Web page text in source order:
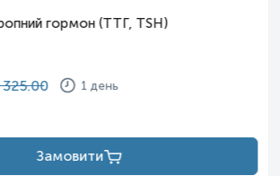
тиреотропного гормону дозволить:
при тиреотоксикозі, супресивної
залози, замісної терапії при
— це гормон, що синтезується
гіпофізу, які знаходяться у
відповідь на виділення тиреотропін-
гормон (ТТГ, TSH)
325.00 1 день
Замовити